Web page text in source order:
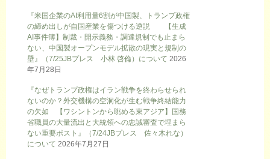
『米国企業のAI利用量6割が中国製、トランプ政権
の締め出しが自国産業を傷つける逆説 【生成
AI事件簿】制裁・開示義務・調達規制でも止まら
ない、中国製オープンモデル拡散の現実と規制の
壁』（7/25JBプレス 小林 啓倫）について 2026
年7月28日
『なぜトランプ政権はイラン戦争を終わらせられ
ないのか？外交機構の空洞化が生む戦争終結能力
の欠如 【ワシントンから眺める東アジア】国務
省職員の大量流出と大統領への忠誠審査で埋まら
ない重要ポスト』（7/24JBプレス 佐々木れな）
について 2026年7月27日